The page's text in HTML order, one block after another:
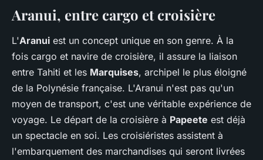
Aranui, entre cargo et croisière
L'Aranui est un concept unique en son genre. À la
fois cargo et navire de croisière, il assure la liaison
entre Tahiti et les Marquises, archipel le plus éloigné
de la Polynésie française. L'Aranui n'est pas qu'un
moyen de transport, c'est une véritable expérience de
voyage. Le départ de la croisière à Papeete est déjà
un spectacle en soi. Les croisiéristes assistent à
l'embarquement des marchandises qui seront livrées